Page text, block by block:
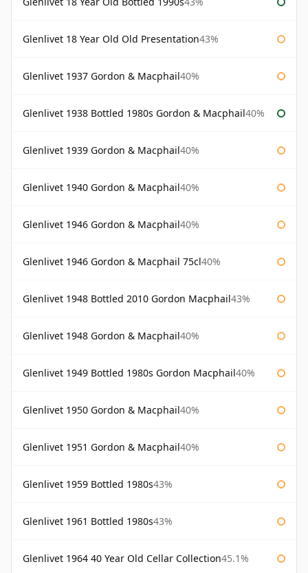
Glenlivet 18 Year Old Old Presentation43%
Glenlivet 1937 Gordon & Macphail40%
Glenlivet 1938 Bottled 1980s Gordon & Macphail40%
Glenlivet 1939 Gordon & Macphail40%
Glenlivet 1940 Gordon & Macphail40%
Glenlivet 1946 Gordon & Macphail40%
Glenlivet 1946 Gordon & Macphail 75cl40%
Glenlivet 1948 Bottled 2010 Gordon Macphail43%
Glenlivet 1948 Gordon & Macphail40%
Glenlivet 1949 Bottled 1980s Gordon Macphail40%
Glenlivet 1950 Gordon & Macphail40%
Glenlivet 1951 Gordon & Macphail40%
Glenlivet 1959 Bottled 1980s43%
Glenlivet 1961 Bottled 1980s43%
Glenlivet 1964 40 Year Old Cellar Collection45.1%